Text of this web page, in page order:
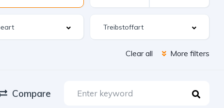
Clear all More filters
Compare